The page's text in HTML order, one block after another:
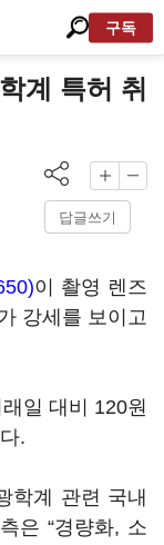
구독
계 특허 취
답글쓰기
이 촬영 렌즈
강세를 보이고
일 대비 120원
.
학계 관련 국내
은 “경량화, 소